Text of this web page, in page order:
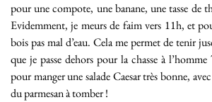
pour une compote, une banane, une tasse de
Evidemment, je meurs de faim vers 11h, et
bois pas mal d’eau. Cela me permet de tenir
que je passe dehors pour la chasse à
pour manger une salade Caesar très bonne,
du parmesan à tomber !